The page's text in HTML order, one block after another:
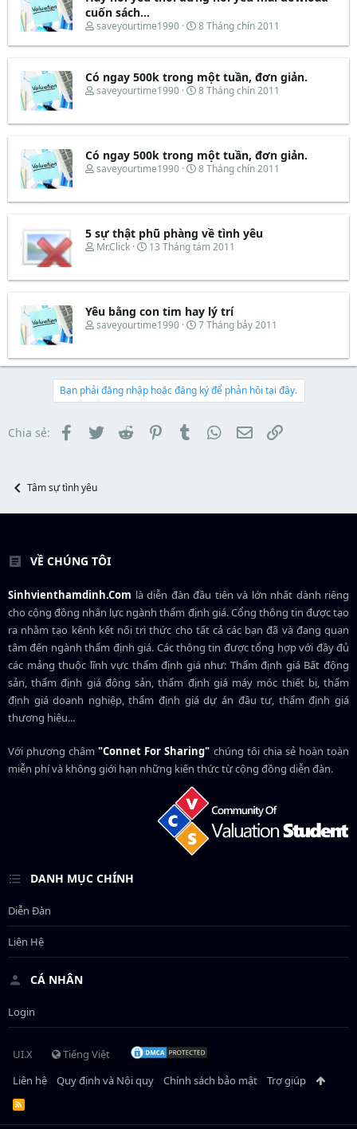
d
s
a
t
e
t
ầ
cuốn sách...
T
r
a
d
a
t
e
saveyourtime1990
N
à
b
ắ
ầ
8 Tháng chín 2011
Có ngay 500k trong một tuần, đơn giản.
T
e
d
s
r
e
r
saveyourtime1990
N
y
ắ
t
u
8 Tháng chín 2011
Có ngay 500k trong một tuần, đơn giản.
T
e
d
s
r
e
r
saveyourtime1990
N
y
ắ
t
u
8 Tháng chín 2011
5 sự thật phũ phàng về tình yêu
T
e
d
s
r
e
r
Mr.Click
N
y
ắ
t
u
13 Tháng tám 2011
Yêu bằng con tim hay lý trí
T
e
d
s
a
r
saveyourtime1990
N
y
ắ
t
7 Tháng bảy 2011
Bạn phải đăng nhập hoặc đăng ký để phản hồi tại đây.
Chia sẻ: Facebook
TwitterReddit PinterestTumblr WhatsApp
EmailLink
Tâm sự tình yêu
VỀ CHÚNG TÔI
Sinhvienthamdinh.Com là diễn đàn đầu tiên và lớn nhất dành riêng
cho cộng đồng nhân lực ngànhthẩm định giá. Cổng thông tin được tạo
ra nhằm tạo kênh kết nối tri thức cho tất cả các bạn đã và đang quan
tâm đến ngành thẩm định giá. Các thông tin được tổng hợp với đầy đủ
các mảng thuộc lĩnh vực thẩm định giá như: Thẩm định giá Bất động
sản, thẩm định giá động sản, thẩm định giá máy móc thiết bị, thẩm
định giá doanh nghiệp, thẩm định giá dự án đầu tư, thẩm định giá
thương hiệu...
Với phương châm"Connet For Sharing" chúng tôi chia sẻ hoàn toàn
miễn phí và không giới hạn những kiến thức từ cộng đồng diễn đàn.
DANH MỤC CHÍNH
Diễn Đàn
Liên Hệ
CÁ NHÂN
Login
UI.X
Tiếng Việt
Liên hệ
Quy định và Nội quy Chính sách bảo mật Trợ giúp
R
S